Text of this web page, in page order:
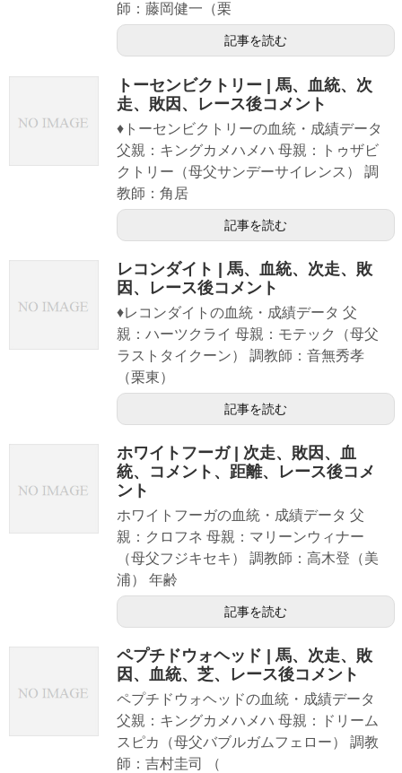
師：藤岡健一（栗
記事を読む
トーセンビクトリー | 馬、血統、次
走、敗因、レース後コメント
♦トーセンビクトリーの血統・成績データ
父親：キングカメハメハ 母親：トゥザビ
クトリー（母父サンデーサイレンス） 調
教師：角居
記事を読む
レコンダイト | 馬、血統、次走、敗
因、レース後コメント
♦レコンダイトの血統・成績データ 父
親：ハーツクライ 母親：モテック（母父
ラストタイクーン） 調教師：音無秀孝
（栗東）
記事を読む
ホワイトフーガ | 次走、敗因、血
統、コメント、距離、レース後コメ
ント
ホワイトフーガの血統・成績データ 父
親：クロフネ 母親：マリーンウィナー
（母父フジキセキ） 調教師：高木登（美
浦） 年齢
記事を読む
ペプチドウォヘッド | 馬、次走、敗
因、血統、芝、レース後コメント
ペプチドウォヘッドの血統・成績データ
父親：キングカメハメハ 母親：ドリーム
スピカ（母父バブルガムフェロー） 調教
師：吉村圭司 （